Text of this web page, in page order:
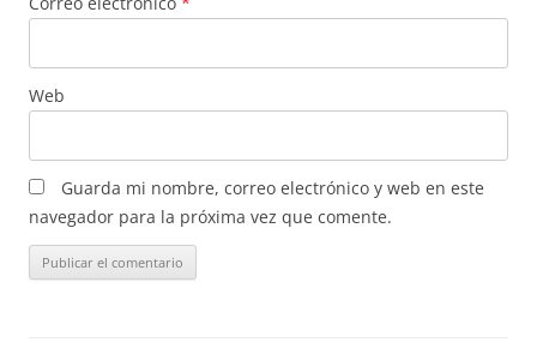
Web
Guarda mi nombre, correo electrónico y web en este
navegador para la próxima vez que comente.